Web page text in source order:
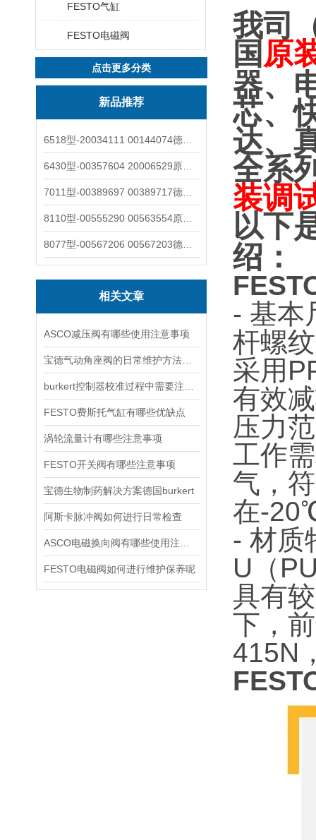
FESTO气缸
FESTO电磁阀
点击更多分类
新品推荐
相关文章
ASCO减压阀有哪些使用注意事项
FESTO费斯托气缸有哪些优缺点
涡轮流量计有哪些注意事项
FESTO开关阀有哪些注意事项
宝德生物制药解决方案德国burkert
阿斯卡脉冲阀如何进行日常检查
FESTO电磁阀如何进行维护保养呢
我司
国 原
器、
芯、
达、
全系
装调
以下
绍：
- 基本
杆螺
采用
有效
压力
工作
气，
在-
- 材质
U（
具有
下，
415N